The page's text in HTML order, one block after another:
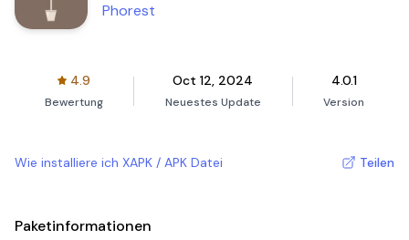
Phorest
4.9
Bewertung
Oct 12, 2024
Neuestes Update
4.0.1
Version
Wie installiere ich XAPK / APK Datei Teilen
Paketinformationen